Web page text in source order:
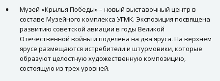
Музей «Крылья Победы» – новый выставочный центр в
составе Музейного комплекса УГМК. Экспозиция посвящена
развитию советской авиации в годы Великой
Отечественной войны и поделена на два яруса. На верхнем
ярусе размещаются истребители и штурмовики, которые
образуют целостную художественную композицию,
состоящую из трех уровней.